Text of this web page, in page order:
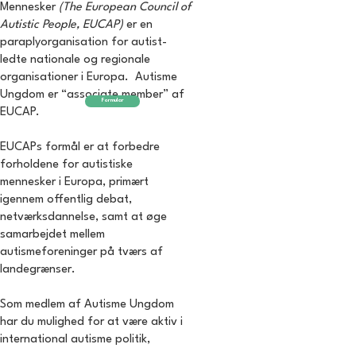
Mennesker (The European Council of
Autistic People, EUCAP) er en
paraplyorganisation for autist-
ledte nationale og regionale
organisationer i Europa. Autisme
Ungdom er “associate member” af
EUCAP.
EUCAPs formål er at forbedre
forholdene for autistiske
mennesker i Europa, primært
igennem offentlig debat,
netværksdannelse, samt at øge
samarbejdet mellem
autismeforeninger på tværs af
landegrænser.
Som medlem af Autisme Ungdom
har du mulighed for at være aktiv i
international autisme politik,
Formular